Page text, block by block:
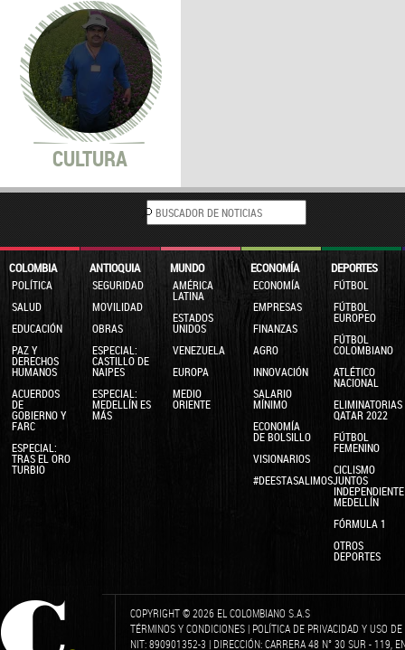
CULTURA
COLOMBIA
POLÍTICA
SALUD
EDUCACIÓN
PAZ Y
DERECHOS
HUMANOS
ACUERDOS
DE
GOBIERNO Y
FARC
ESPECIAL:
TRAS EL ORO
TURBIO
ANTIOQUIA
SEGURIDAD
MOVILIDAD
OBRAS
ESPECIAL:
CASTILLO DE
NAIPES
ESPECIAL:
MEDELLÍN ES
MÁS
MUNDO
AMÉRICA
LATINA
ESTADOS
UNIDOS
VENEZUELA
EUROPA
MEDIO
ORIENTE
ECONOMÍA
ECONOMÍA
EMPRESAS
FINANZAS
AGRO
INNOVACIÓN
SALARIO
MÍNIMO
ECONOMÍA
DE BOLSILLO
VISIONARIOS
#DEESTASALIMOSJUNTOS
DEPORTES
FÚTBOL
FÚTBOL
EUROPEO
FÚTBOL
COLOMBIANO
ATLÉTICO
NACIONAL
ELIMINATORIAS
QATAR 2022
FÚTBOL
FEMENINO
CICLISMO
INDEPENDIENTE
MEDELLÍN
FÓRMULA 1
OTROS
DEPORTES
COPYRIGHT © 2026 EL COLOMBIANO S.A.S
TÉRMINOS Y CONDICIONES | POLÍTICA DE PRIVACIDAD Y USO
NIT: 890901352-3 | DIRECCIÓN: CARRERA 48 N° 30 SUR - 119,